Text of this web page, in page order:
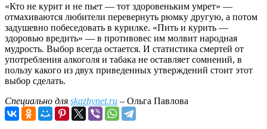
«Кто не курит и не пьет — тот здоровеньким умрет» —
отмахиваются любители перевернуть рюмку другую, а потом
задушевно побеседовать в курилке. «Пить и курить —
здоровью вредить» — в противовес им молвит народная
мудрость. Выбор всегда остается. И статистика смертей от
употребления алкоголя и табака не оставляет сомнений, в
пользу какого из двух приведенных утверждений стоит этот
выбор сделать.
Специально для skazhynet.ru – Ольга Павлова